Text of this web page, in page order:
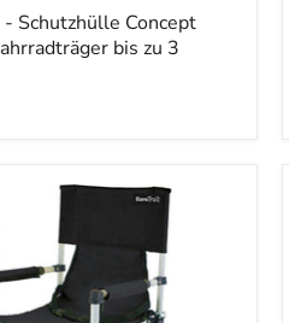
- Schutzhülle Concept
bis zu 3